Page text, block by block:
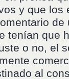
y que los
tenían que
o no, el
al